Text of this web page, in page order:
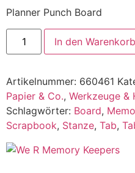
Planner Punch Board
In den Warenkorb
Artikelnummer: 660461
Papier & Co., Werkzeuge
Schlagwörter: Board,
Scrapbook, Stanze, Tab,